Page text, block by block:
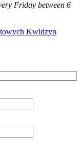
Friday between 6
Kwidzyn